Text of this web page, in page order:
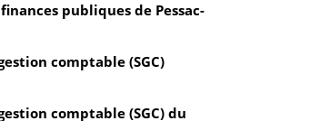
publiques de Pessac-
comptable (SGC)
comptable (SGC) du